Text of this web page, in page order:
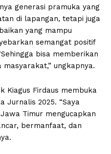
generasi pramuka yang
di lapangan, tetapi juga
yang mampu
semangat positif
bisa memberikan
ungkapnya.
Kiagus Firdaus membuka
Jurnalis 2025. “Saya
Timur mengucapkan
bermanfaat, dan